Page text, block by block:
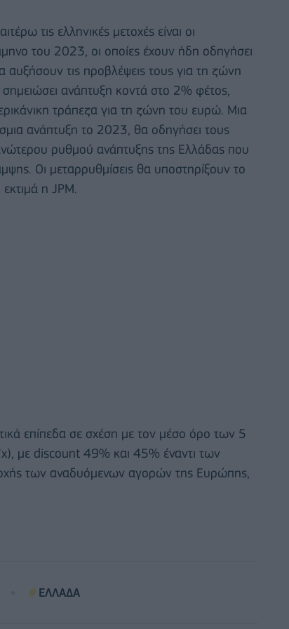
τις ελληνικές μετοχές είναι οι
του 2023, οι οποίες έχουν ήδη οδηγήσει
τις προβλέψεις τους για τη ζώνη
ανάπτυξη κοντά στο 2% φέτος,
τράπεζα για τη ζώνη του ευρώ. Μια
ανάπτυξη το 2023, θα οδηγήσει τους
ρυθμού ανάπτυξης της Ελλάδας που
Οι μεταρρυθμίσεις θα υποστηρίξουν το
η JPM.
επίπεδα σε σχέση με τον μέσο όρο των 5
με discount 49% και 45% έναντι των
των αναδυόμενων αγορών της Ευρώπης,
ΕΛΛΑΔΑ